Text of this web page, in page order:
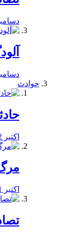
دسامبر 24,
دسامبر 24,
حوادث
اکتبر 22, 2019
اکتبر 21, 2019